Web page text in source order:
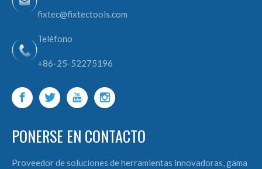
fixtec@fixtectools.com
Teléfono
+86-25-52275196
PONERSE EN CONTACTO
Proveedor de soluciones de herramientas innovadoras, gama